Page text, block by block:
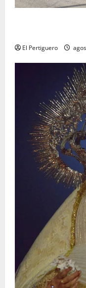
El Pertiguero